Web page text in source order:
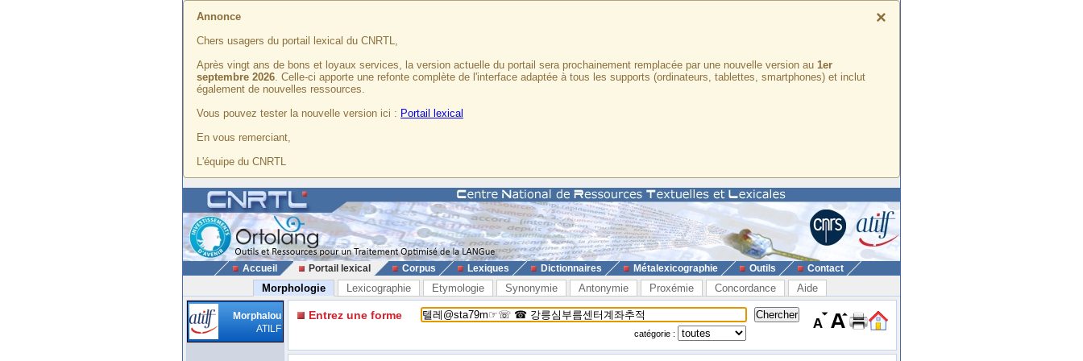
×
Annonce
Chers usagers du portail lexical du CNRTL,
Après vingt ans de bons et loyaux services, la version actuelle du portail sera prochainement remplacée par une nouvelle version au 1er
septembre 2026. Celle-ci apporte une refonte complète de l'interface adaptée à tous les supports (ordinateurs, tablettes, smartphones) et inclut
également de nouvelles ressources.
Vous pouvez tester la nouvelle version ici : Portail lexical
En vous remerciant,
L'équipe du CNRTL
Accueil Portail lexical Corpus Lexiques Dictionnaires Métalexicographie Outils Contact
Morphologie Lexicographie Etymologie Synonymie Antonymie Proxémie Concordance Aide
Morphalou
ATILF
Entrez une forme
catégorie :